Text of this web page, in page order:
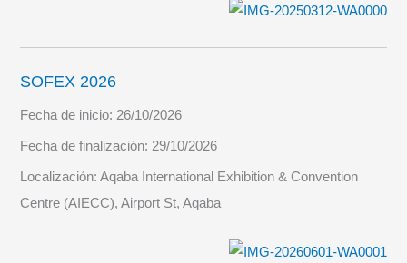
SOFEX 2026
Fecha de inicio: 26/10/2026
Fecha de finalización: 29/10/2026
Localización:Aqaba International Exhibition & Convention
Centre (AIECC), Airport St, Aqaba